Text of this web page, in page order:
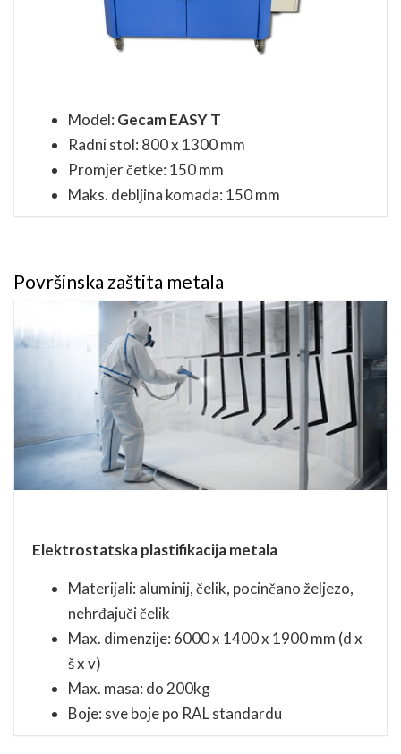
Model: Gecam EASY T
Radni stol: 800 x 1300 mm
Promjer četke: 150 mm
Maks. debljina komada: 150 mm
Površinska zaštita metala
Elektrostatska plastifikacija metala
Materijali: aluminij, čelik, pocinčano željezo,
nehrđajuči čelik
Max. dimenzije: 6000 x 1400 x 1900 mm (d x
š x v)
Max. masa: do 200kg
Boje: sve boje po RAL standardu